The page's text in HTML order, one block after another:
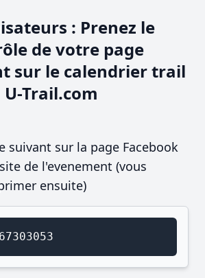
: Prenez le
de votre page
sur le calendrier trail
U-Trail.com
suivant sur la page Facebook
de l'evenement (vous
ensuite)